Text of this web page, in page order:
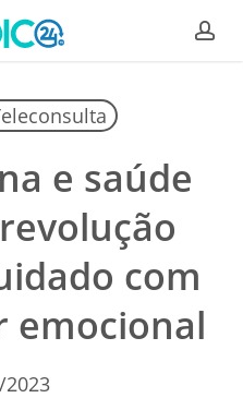
e saúde
com
emocional